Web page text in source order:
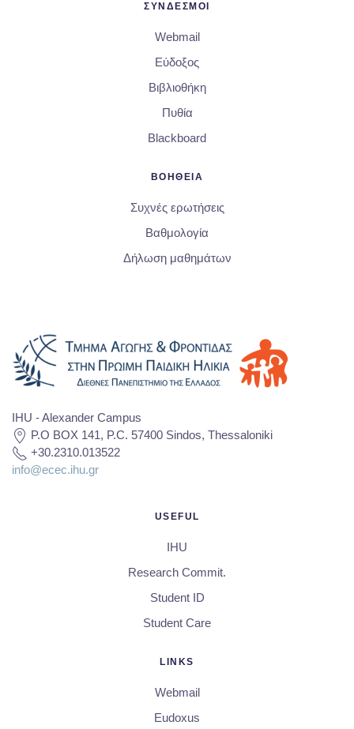
ΣΥΝΔΕΣΜΟΙ
Webmail
Εύδοξος
Βιβλιοθήκη
Πυθία
Blackboard
ΒΟΗΘΕΙΑ
Συχνές ερωτήσεις
Βαθμολογία
Δήλωση μαθημάτων
IHU - Alexander Campus
P.O BOX 141, P.C. 57400 Sindos, Thessaloniki
+30.2310.013522
info@ecec.ihu.gr
USEFUL
IHU
Research Commit.
Student ID
Student Care
LINKS
Webmail
Eudoxus